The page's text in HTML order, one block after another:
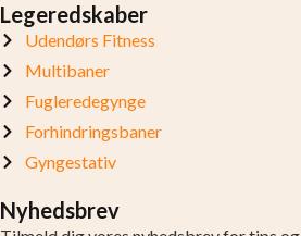
Legeredskaber
Udendørs Fitness
Multibaner
Fugleredegynge
Forhindringsbaner
Gyngestativ
Nyhedsbrev